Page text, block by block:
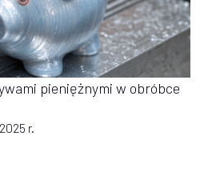
pieniężnymi w obróbce
r.